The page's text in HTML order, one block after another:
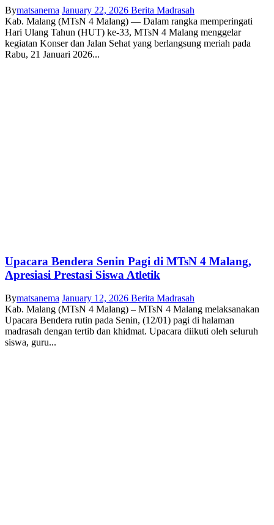
Bymatsanema January 22, 2026 Berita Madrasah
Kab. Malang (MTsN 4 Malang) — Dalam rangka memperingati
Hari Ulang Tahun (HUT) ke-33, MTsN 4 Malang menggelar
kegiatan Konser dan Jalan Sehat yang berlangsung meriah pada
Rabu, 21 Januari 2026...
Upacara Bendera Senin Pagi di MTsN 4 Malang,
Apresiasi Prestasi Siswa Atletik
Bymatsanema January 12, 2026 Berita Madrasah
Kab. Malang (MTsN 4 Malang) – MTsN 4 Malang melaksanakan
Upacara Bendera rutin pada Senin, (12/01) pagi di halaman
madrasah dengan tertib dan khidmat. Upacara diikuti oleh seluruh
siswa, guru...